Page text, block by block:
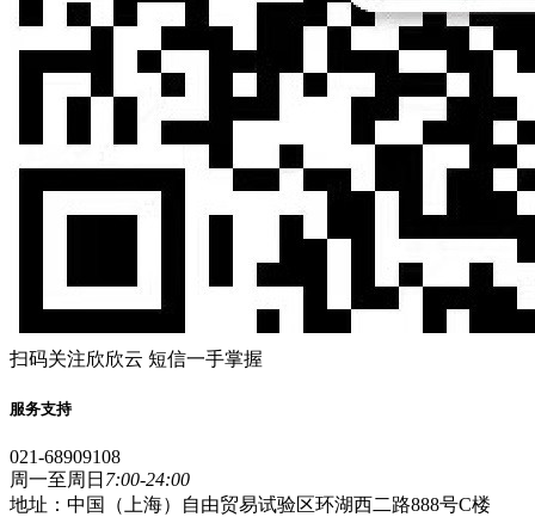
扫码关注欣欣云 短信一手掌握
服务支持
021-68909108
周一至周日 7:00-24:00
地址：中国（上海）自由贸易试验区环湖西二路888号C楼